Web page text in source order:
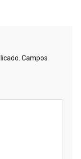
Campos